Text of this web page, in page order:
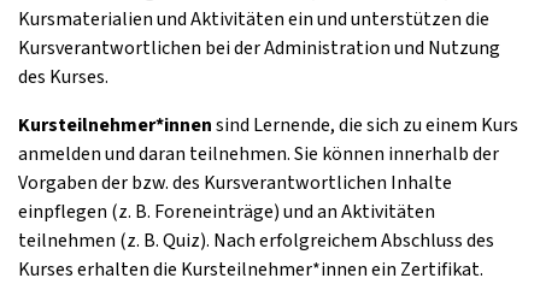
Kursmaterialien und Aktivitäten ein und unterstützen die
Kursverantwortlichen bei der Administration und Nutzung
des Kurses.
Kursteilnehmer*innensind Lernende, die sich zu einem Kurs
anmelden und daran teilnehmen. Sie können innerhalb der
Vorgaben der bzw. des Kursverantwortlichen Inhalte
einpflegen (z. B. Foreneinträge) und an Aktivitäten
teilnehmen (z. B. Quiz). Nach erfolgreichem Abschluss des
Kurses erhalten die Kursteilnehmer*innen ein Zertifikat.